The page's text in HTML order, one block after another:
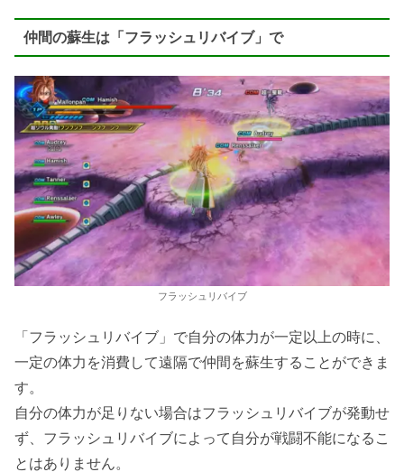
仲間の蘇生は「フラッシュリバイブ」で
フラッシュリバイブ
「フラッシュリバイブ」で自分の体力が一定以上の時に、
一定の体力を消費して遠隔で仲間を蘇生することができま
す。
自分の体力が足りない場合はフラッシュリバイブが発動せ
ず、フラッシュリバイブによって自分が戦闘不能になるこ
とはありません。